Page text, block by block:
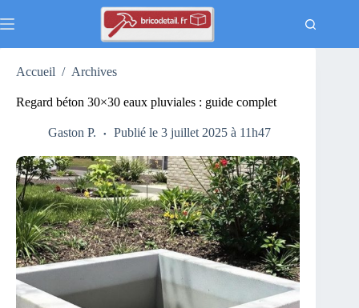
au
Accueil / Archives
Regard béton 30×30 eaux pluviales : guide complet
Gaston P. Publié le 3 juillet 2025 à 11h47